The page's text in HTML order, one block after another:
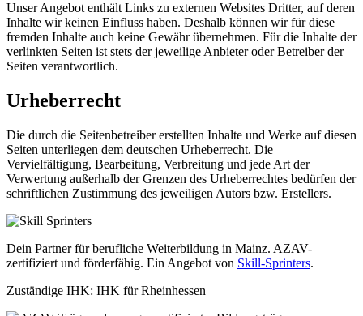
Unser Angebot enthält Links zu externen Websites Dritter, auf deren
Inhalte wir keinen Einfluss haben. Deshalb können wir für diese
fremden Inhalte auch keine Gewähr übernehmen. Für die Inhalte der
verlinkten Seiten ist stets der jeweilige Anbieter oder Betreiber der
Seiten verantwortlich.
Urheberrecht
Die durch die Seitenbetreiber erstellten Inhalte und Werke auf diesen
Seiten unterliegen dem deutschen Urheberrecht. Die
Vervielfältigung, Bearbeitung, Verbreitung und jede Art der
Verwertung außerhalb der Grenzen des Urheberrechtes bedürfen der
schriftlichen Zustimmung des jeweiligen Autors bzw. Erstellers.
Dein Partner für berufliche Weiterbildung in Mainz. AZAV-
zertifiziert und förderfähig. Ein Angebot von Skill-Sprinters.
Zuständige IHK: IHK für Rheinhessen